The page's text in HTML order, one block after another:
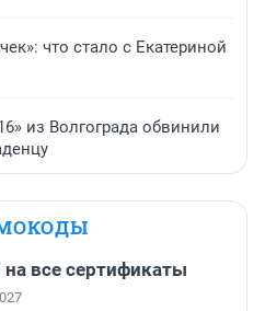
что стало с Екатериной
из Волгограда обвинили
на все сертификаты